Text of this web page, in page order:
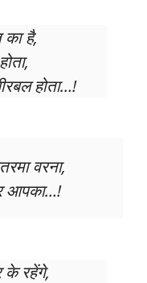
है,
होता…!
वरना,
आपका…!
के रहेंगे,